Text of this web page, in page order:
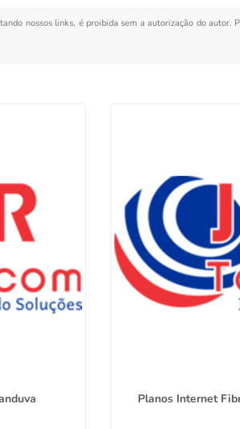
nossos links, é proibida sem a autorização do autor.
Planos Internet